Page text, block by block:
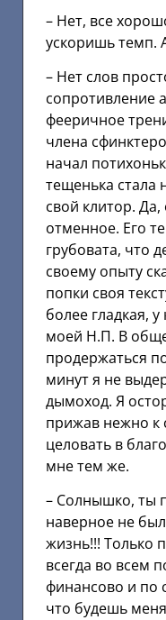
– Нет, все
ускоришь темп.
– Нет слов
сопротивление
фееричное
члена
начал
тещенька стала
свой клитор.
отменное. Его
грубовата, что
своему опыту
попки своя
более гладкая, у
моей Н.П. В
продержаться
минут я не
дымоход. Я
прижав нежно к
целовать в
мне тем же.
– Солнышко, ты
наверное не
жизнь!!! Только
всегда во всем
финансово и по
что будешь